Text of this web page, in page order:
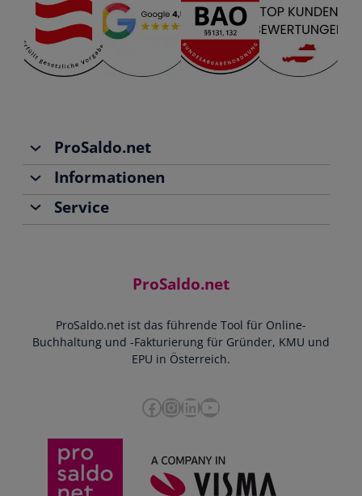
ProSaldo.net
Über uns
Team
Jobs
Presse
Datenschutz
Informationen
Buchhaltung
Doppelte Buchführung
Bankdatenimport
Zusammenarbeit mit Steuerberater
e-Rechnung an den Bund
Service
Blog
Ratgeber
Newsletter
ProSaldo.net
ProSaldo.net ist das führende Tool für Online-
Buchhaltung und -Fakturierung für Gründer, KMU und
EPU in Österreich.
Facebook InstagramLinkedIn YouTube